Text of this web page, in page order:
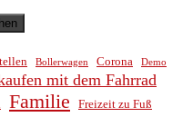
Bollerwagen Corona
Demo
mit dem Fahrrad
Familie Freizeit zu Fuß